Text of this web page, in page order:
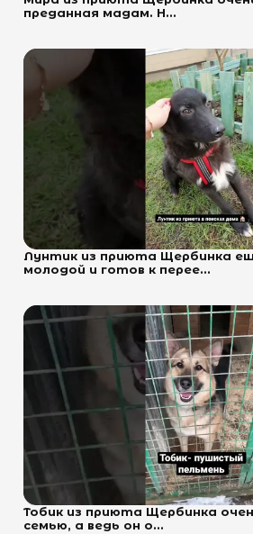
преданная мадам. Н...
Лунтик из приюта Щербинка
молодой и готов к перее...
Тобик из приюта Щербинка
семью, а ведь он о...